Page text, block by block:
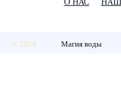
О НАС
© 2018 Магия воды